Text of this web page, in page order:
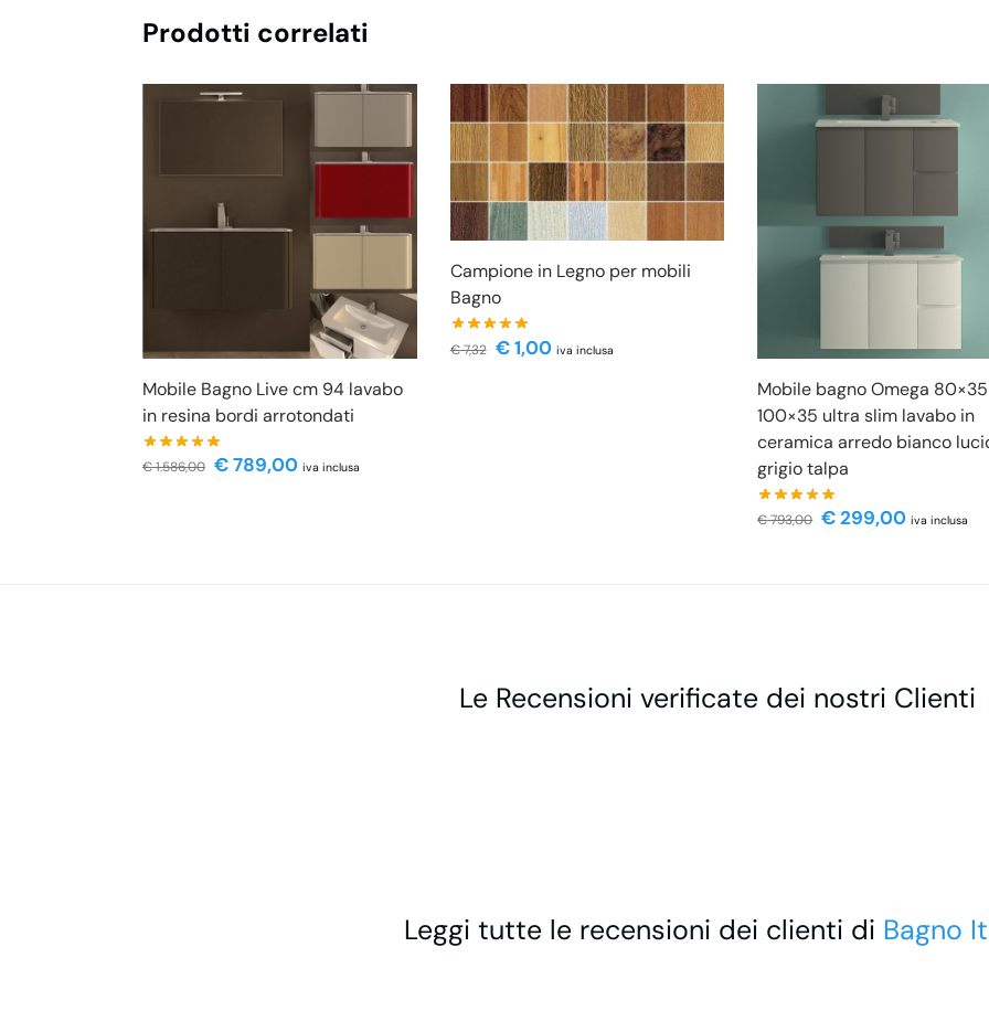
Prodotti correlati
Mobile Bagno Live cm 94 lavabo
in resina bordi arrotondati
€1.586,00 €789,00 iva inclusa
Campione in Legno per mobili
Bagno
€7,32 €1,00 iva inclusa
Mobile bagno Omega
100×35 ultra slim lavabo in
ceramica arredo bianco
grigio talpa
€793,00 €299,00 iva inclusa
Le Recensioni verificate dei nostri Clienti
Leggi tutte le recensioni dei clienti di Bagno